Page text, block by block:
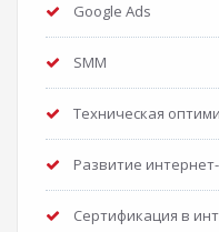
Google Ads
SMM
Техническая
Развитие
Сертификация в